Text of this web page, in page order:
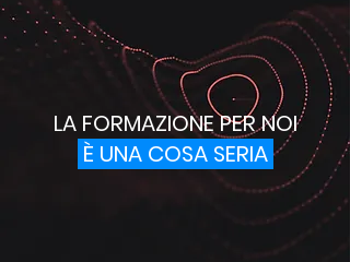
LA FORMAZIONE PER NOI
È UNA COSA SERIA